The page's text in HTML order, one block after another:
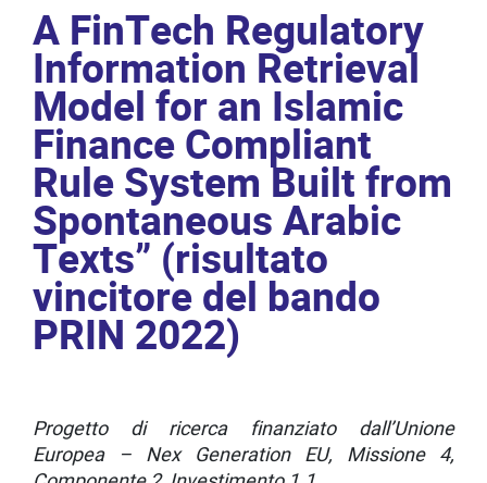
A FinTech Regulatory
Information Retrieval
Model for an Islamic
Finance Compliant
Rule System Built from
Spontaneous Arabic
Texts” (risultato
vincitore del bando
PRIN 2022)
Progetto di ricerca finanziato dall’Unione
Europea – Nex Generation EU, Missione 4,